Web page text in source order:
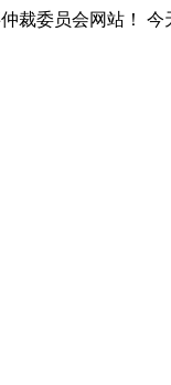
今天是